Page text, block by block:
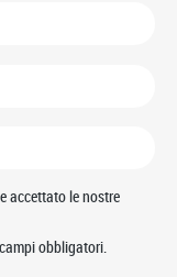
accettato le nostre
obbligatori.